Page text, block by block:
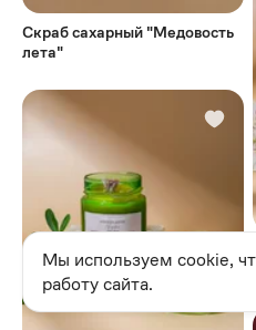
Скраб сахарный "Медовость
лета"
Мы используем cookie,
работу сайта.